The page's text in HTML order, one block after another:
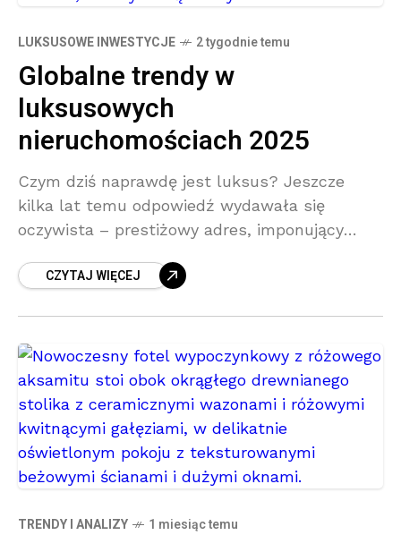
LUKSUSOWE INWESTYCJE 2 tygodnie temu
Globalne trendy w
luksusowych
nieruchomościach 2025
Czym dziś naprawdę jest luksus? Jeszcze
kilka lat temu odpowiedź wydawała się
oczywista – prestiżowy adres, imponujący
obraz wygląda zupełnie inaczej. Luksus
CZYTAJ WIĘCEJ
TRENDY I ANALIZY 1 miesiąc temu